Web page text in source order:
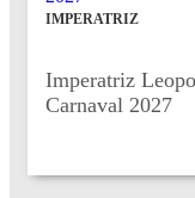
IMPERATRIZ
Imperatriz
Carnaval 2027